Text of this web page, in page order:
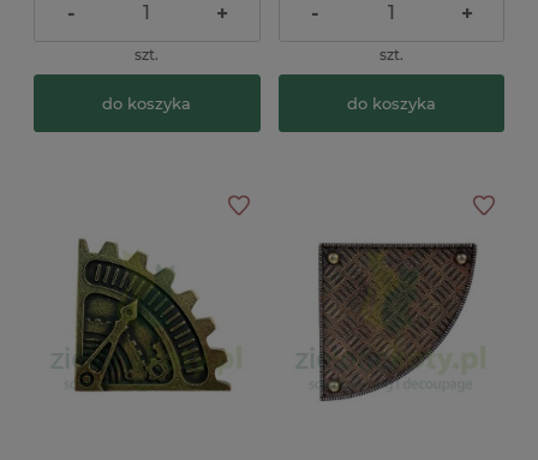
- +
szt.
do koszyka
- +
szt.
do koszyka